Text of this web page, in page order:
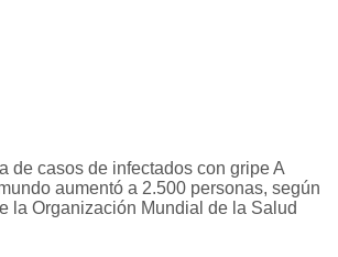
de casos de infectados con gripe A
aumentó a 2.500 personas, según
la Organización Mundial de la Salud